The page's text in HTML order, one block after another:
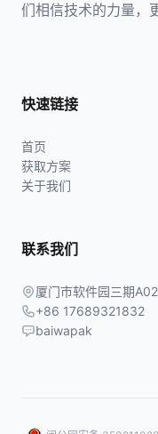
们相信技术的力量，
快速链接
首页
获取方案
关于我们
联系我们
厦门市软件园三期
+86 17689321832
baiwapak